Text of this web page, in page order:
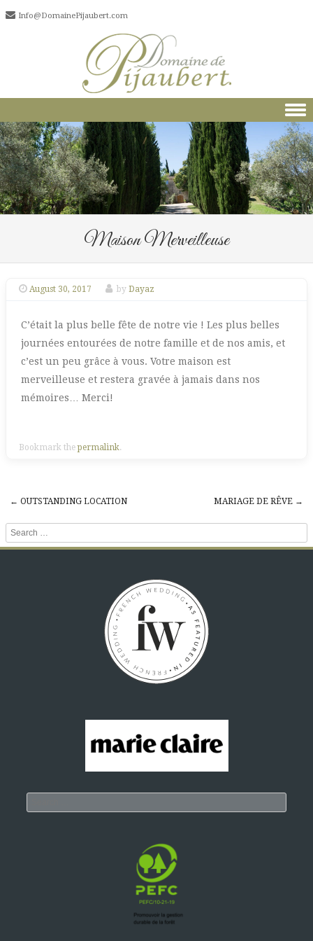
Info@DomainePijaubert.com
Skip to content
Maison Merveilleuse
August 30, 2017 by Dayaz
C’était la plus belle fête de notre vie ! Les plus belles
journées entourées de notre famille et de nos amis, et
c’est un peu grâce à vous. Votre maison est
merveilleuse et restera gravée à jamais dans nos
mémoires… Merci!
Bookmark thepermalink.
Post navigation
← OUTSTANDING LOCATION MARIAGE DE RÊVE →
Search